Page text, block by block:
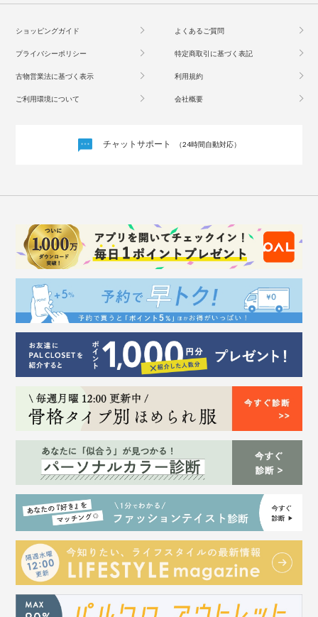
ショッピングガイド よくあるご質問
プライバシーポリシー 特定商取引に基づく表記
古物営業法に基づく表示 利用規約
ご利用環境について 会社概要
チャットサポート （24時間自動対応）